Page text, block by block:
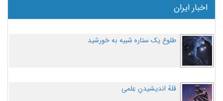
اخبار ایران
طلوع یک ستاره شبیه به خورشید
قلهُ اندیشیدنِ عِلمی